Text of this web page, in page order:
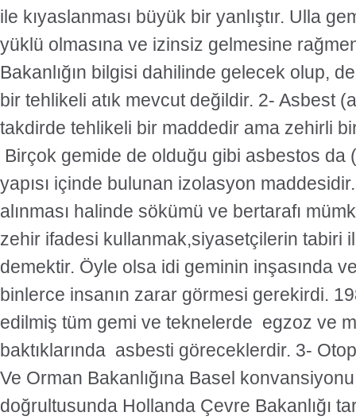
ile kıyaslanması büyük bir yanlıştır. Ulla
yüklü olmasına ve izinsiz gelmesine
Bakanlığın bilgisi dahilinde gelecek olup,
bir tehlikeli atık mevcut değildir. 2- Asbest
takdirde tehlikeli bir maddedir ama zehirli
Birçok gemide de olduğu gibi asbestos da
yapısı içinde bulunan izolasyon
alınması halinde sökümü ve bertarafı
zehir ifadesi kullanmak,siyasetçilerin tabiri
demektir. Öyle olsa idi geminin inşasında
binlerce insanın zarar görmesi gerekirdi.
edilmiş tüm gemi ve teknelerde egzoz ve
baktıklarında asbesti göreceklerdir. 3-
Ve Orman Bakanlığına Basel
doğrultusunda Hollanda Çevre Bakanlığı